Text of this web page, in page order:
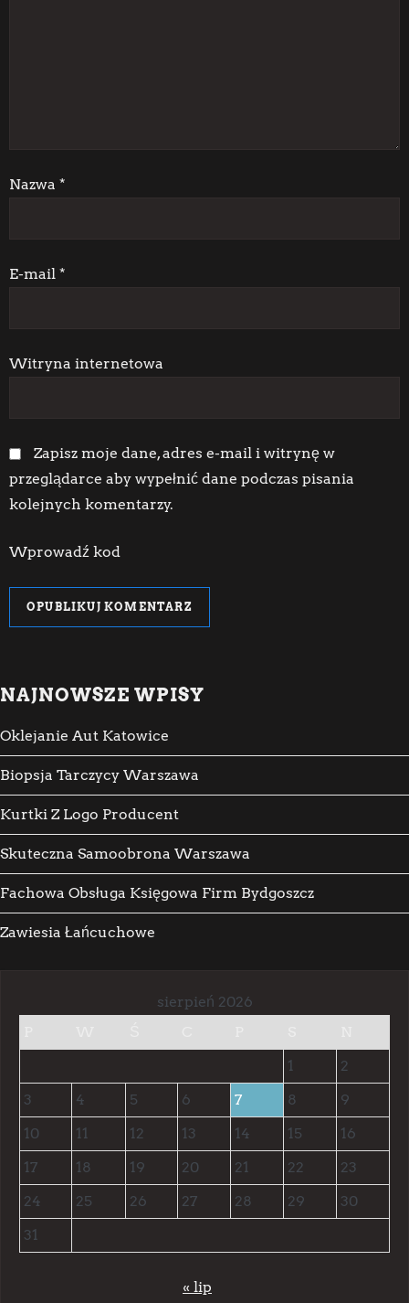
p
i
s
u
Nazwa *
E-mail *
Witryna internetowa
Zapisz moje dane, adres e-mail i witrynę w
przeglądarce aby wypełnić dane podczas pisania
kolejnych komentarzy.
Wprowadź kod
NAJNOWSZE WPISY
Oklejanie Aut Katowice
Biopsja Tarczycy Warszawa
Kurtki Z Logo Producent
Skuteczna Samoobrona Warszawa
Fachowa Obsługa Księgowa Firm Bydgoszcz
Zawiesia Łańcuchowe
sierpień 2026
1
2
3
4 5 6 7 8
9
10
11 12 13 14 15
16
17
18 19 20 21 22
23
24
25 26 27 28 29
30
31
« lip